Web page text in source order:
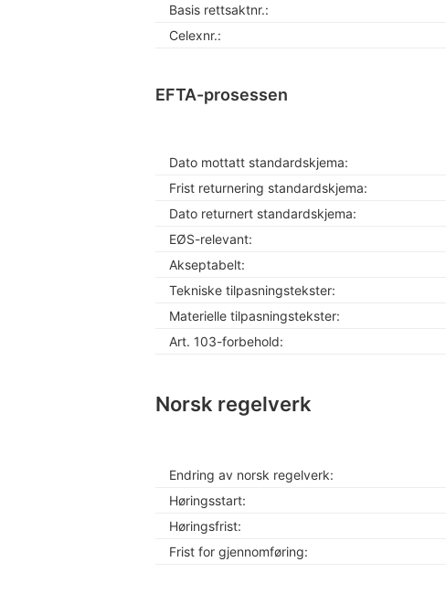
Basis rettsaktnr.:
Celexnr.:
EFTA-prosessen
Dato mottatt standardskjema:
Frist returnering standardskjema:
Dato returnert standardskjema:
EØS-relevant:
Akseptabelt:
Tekniske tilpasningstekster:
Materielle tilpasningstekster:
Art. 103-forbehold:
Norsk regelverk
Endring av norsk regelverk:
Høringsstart:
Høringsfrist:
Frist for gjennomføring: